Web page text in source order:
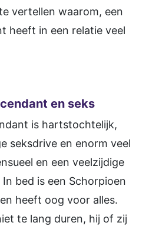
vertellen waarom, een
heeft in een relatie veel
en seks
is hartstochtelijk,
seksdrive en enorm veel
en een veelzijdige
bed is een Schorpioen
heeft oog voor alles.
te lang duren, hij of zij